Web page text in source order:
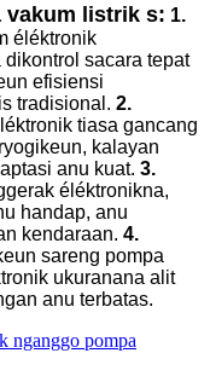
vakum listrik s: 1.
éléktronik
sacara tepat
efisiensi
tradisional. 2.
tiasa gancang
kalayan
anu kuat. 3.
éléktronikna,
handap, anu
kendaraan. 4.
sareng pompa
ukuranana alit
anu terbatas.